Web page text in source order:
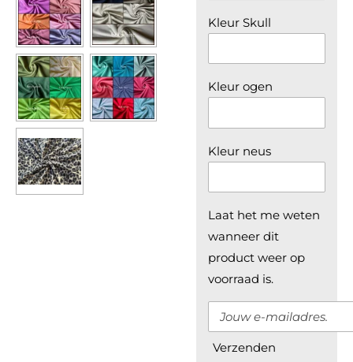
Kleur Skull
Kleur ogen
Kleur neus
Laat het me weten
wanneer dit
product weer op
voorraad is.
Verzenden